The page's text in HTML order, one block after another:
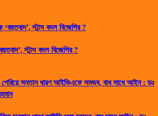
স্টান্স বদল বিজেপির ?